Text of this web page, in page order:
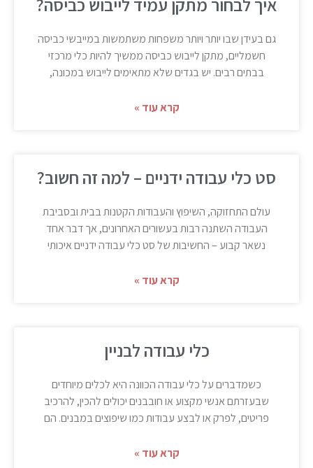
איך לבחור מתקן עמיד לייבוש כביסה?
גם בעידן שבו יותר ויותר משפחות משתמשות במייבשי כביסה
חשמליים, מתקן לייבוש כביסה ממשיך להיות כלי מרכזי
בבתים רבים. יש בגדים שלא מתאימים לייבוש במכונה,
קרא עוד »
סט כלי עבודה ידניים – למה זה חשוב?
עולם התחזוקה, השיפוץ והעבודות הקטנות בבית ובסביבת
העבודה השתנה רבות בעשורים האחרונים, אך דבר אחד
נשאר קבוע – החשיבות של סט כלי עבודה ידניים איכותי
קרא עוד »
כלי עבודה לבניין
כשמדברים על כלי עבודה הכוונה היא לכלים מיוחדים
שבעזרתם אנשי מקצוע או חובבנים יכולים להכין, להרכיב
פריטים, לפרק או לבצע עבודות כמו שיפוצים במבנים. הם
קרא עוד »